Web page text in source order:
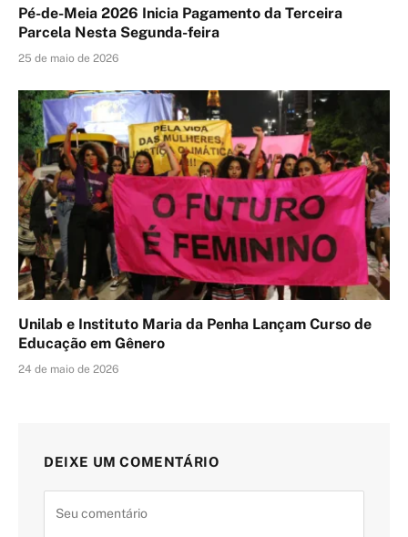
Pé-de-Meia 2026 Inicia Pagamento da Terceira
Parcela Nesta Segunda-feira
25 de maio de 2026
Unilab e Instituto Maria da Penha Lançam Curso de
Educação em Gênero
24 de maio de 2026
DEIXE UM COMENTÁRIO